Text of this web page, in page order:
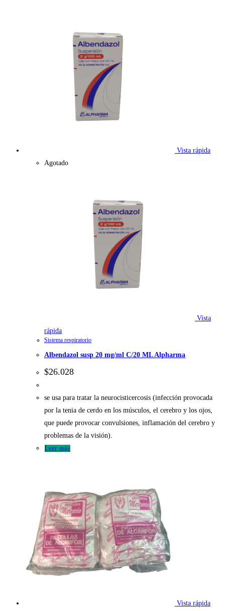
Vista rápida
Agotado
Vista
rápida
Sistema respiratorio
Albendazol susp 20 mg/ml C/20 ML Alpharma
$26.028
se usa para tratar la neurocisticercosis (infección provocada
por la tenia de cerdo en los músculos, el cerebro y los ojos,
que puede provocar convulsiones, inflamación del cerebro y
problemas de la visión).
Leer más
Vista rápida